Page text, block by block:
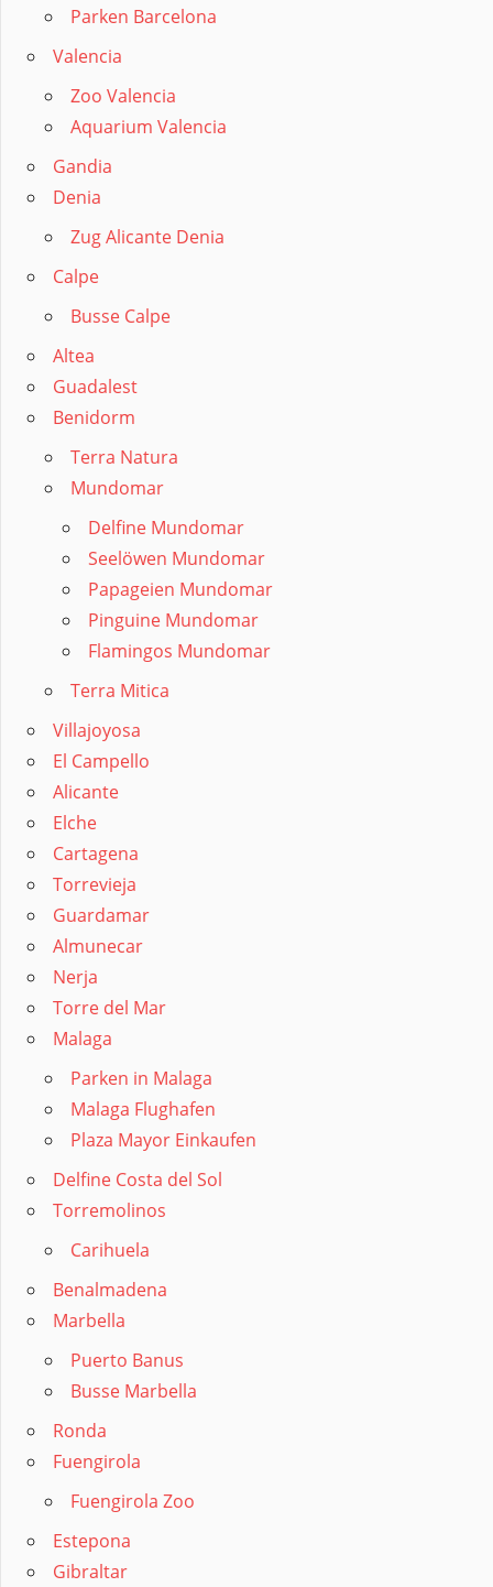
Parken Barcelona
Valencia
Zoo Valencia
Aquarium Valencia
Gandia
Denia
Zug Alicante Denia
Calpe
Busse Calpe
Altea
Guadalest
Benidorm
Terra Natura
Mundomar
Delfine Mundomar
Seelöwen Mundomar
Papageien Mundomar
Pinguine Mundomar
Flamingos Mundomar
Terra Mitica
Villajoyosa
El Campello
Alicante
Elche
Cartagena
Torrevieja
Guardamar
Almunecar
Nerja
Torre del Mar
Malaga
Parken in Malaga
Malaga Flughafen
Plaza Mayor Einkaufen
Delfine Costa del Sol
Torremolinos
Carihuela
Benalmadena
Marbella
Puerto Banus
Busse Marbella
Ronda
Fuengirola
Fuengirola Zoo
Estepona
Gibraltar